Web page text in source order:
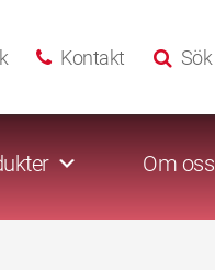
Sök
Kontakt
Om oss